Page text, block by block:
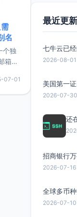
名
个独
箱等
较有
惠的
07-01
最近更新
2026-08-01
2026-07-30
招商银行
2026-07-16
2026-07-10